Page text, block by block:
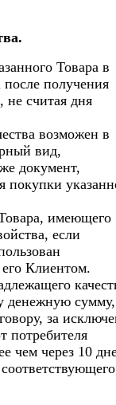
Товара в
получения
не считая дня
возможен в
вид,
документ,
имеющего
если
Клиентом.
денежную сумму,
за
потребителя
чем через 10